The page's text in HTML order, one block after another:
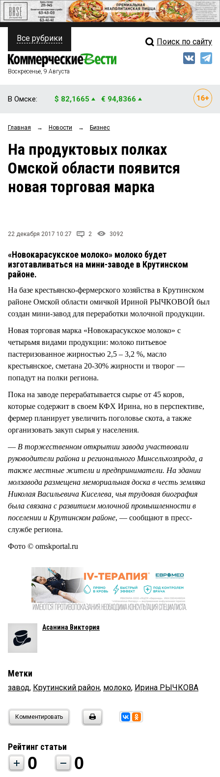
ПОЛИТИКА
ФИНАНСЫ
ОБЩЕСТВО
ЗАКОН
Свежий выпуск
Рейтинги
Блоги
Архив
Все рубрики Поиск по сайту
Воскресенье, 9 Августа
В Омске: $ 82,1665 € 94,8366
Главная → Новости → Бизнес
На продуктовых полках
Омской области появится
новая торговая марка
22 декабря 2017 10:27 2 3092
«Новокарасукское молоко» молоко будет
изготавливаться на мини-заводе в Крутинском
районе.
На базе крестьянско-фермерского хозяйства в Крутинском
районе Омской области омичкой Ириной РЫЧКОВОЙ был
создан мини-завод для переработки молочной продукции.
Новая торговая марка «Новокарасукское молоко» с
четырьмя видами продукции: молоко питьевое
пастеризованное жирностью 2,5 – 3,2 %, масло
крестьянское, сметана 20-30% жирности и творог —
попадут на полки региона.
Пока на заводе перерабатывается сырье от 45 коров,
которые содержит в своем КФХ Ирина, но в перспективе,
фермер планирует увеличить поголовье скота, а также
организовать закуп сырья у населения.
— В торжественном открытии завода участвовали
руководители района и регионального Минсельхозпрода, а
также местные жители и предприниматели. На здании
молзавода размещена мемориальная доска в честь земляка
Николая Васильевича Киселева, чья трудовая биография
была связана с развитием молочной промышленности в
поселении и Крутинском районе, — сообщают в пресс-
службе региона.
Фото © omskportal.ru
Асанина Виктория
Метки
завод, Крутинский район, молоко, Ирина РЫЧКОВА
Комментировать
Рейтинг статьи
0 0